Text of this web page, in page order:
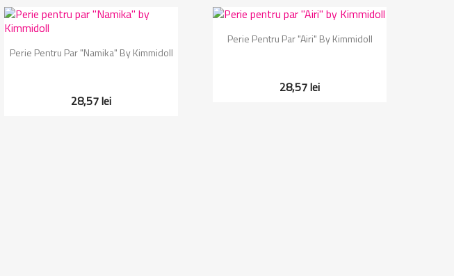
Vizualizare rapida
Perie Pentru Par "Namika" By Kimmidoll
28,57 lei
Vizualizare rapida
Perie Pentru Par "Airi" By Kimmidoll
28,57 lei